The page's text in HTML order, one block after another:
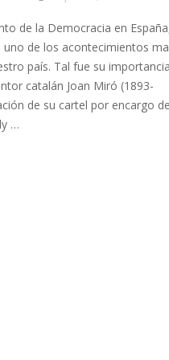
de la Democracia en
uno de los acontecimientos
país. Tal fue su importancia
catalán Joan Miró (1893-
de su cartel por encargo de
…